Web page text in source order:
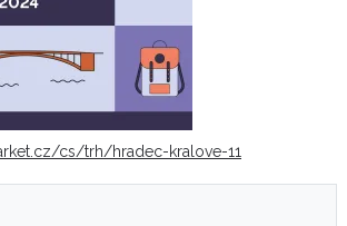
cs/trh/hradec-kralove-11